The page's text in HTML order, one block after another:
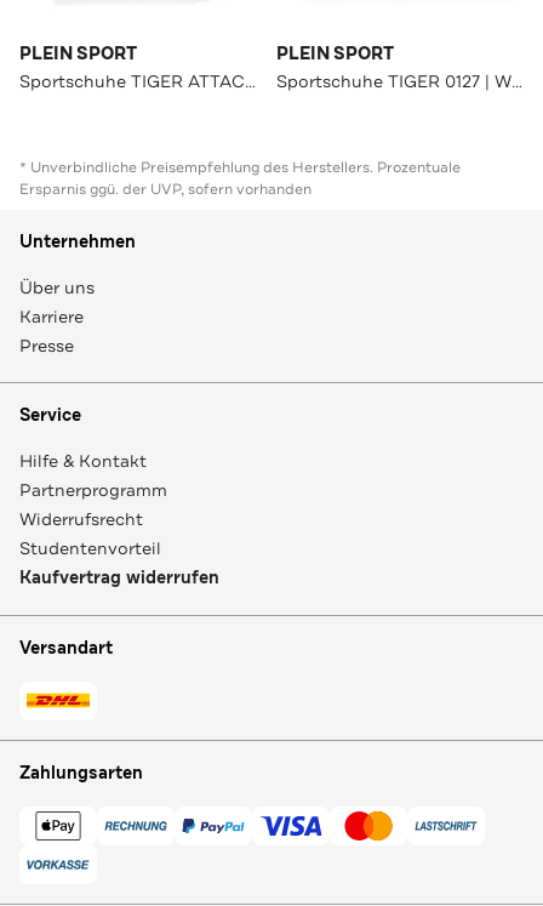
PLEIN SPORT
Sportschuhe TIGER ATTACK//GEN.X.4 | black
PLEIN SPORT
Sportschuhe TIGER 0127 | White/greenfluo
* Unverbindliche Preisempfehlung des Herstellers. Prozentuale
Ersparnis ggü. der UVP, sofern vorhanden
Unternehmen
Über uns
Karriere
Presse
Service
Hilfe & Kontakt
Partnerprogramm
Widerrufsrecht
Studentenvorteil
Kaufvertrag widerrufen
Versandart
Zahlungsarten